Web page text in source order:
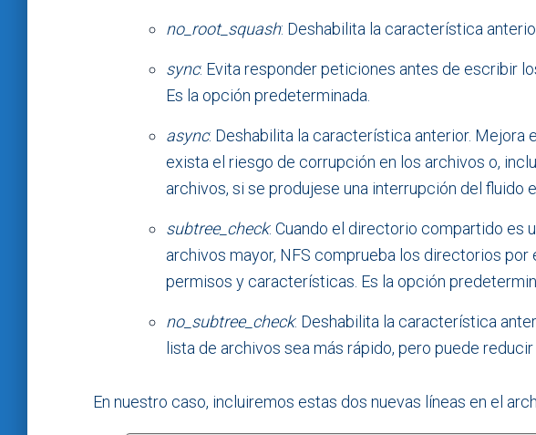
no_root_squash: Deshabilita la característica
sync: Evita responder peticiones antes de escribir
Es la opción predeterminada.
async: Deshabilita la característica anterior. Mejora
exista el riesgo de corrupción en los archivos o,
archivos, si se produjese una interrupción del fluido
subtree_check: Cuando el directorio compartido es
archivos mayor, NFS comprueba los directorios
permisos y características. Es la opción
no_subtree_check: Deshabilita la característica
lista de archivos sea más rápido, pero puede
En nuestro caso, incluiremos estas dos nuevas líneas en el